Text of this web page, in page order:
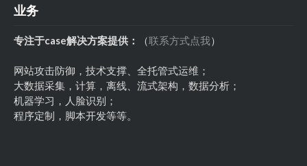
业务
专注于case解决方案提供： （联系方式点我）
网站攻击防御，技术支撑、全托管式运维；
大数据采集，计算，离线、流式架构，数据分析；
机器学习，人脸识别；
程序定制，脚本开发等等。